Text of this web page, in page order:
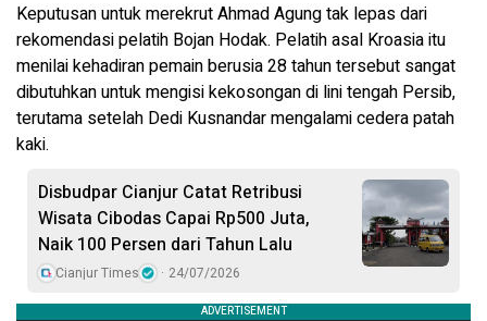
Keputusan untuk merekrut Ahmad Agung tak lepas dari
rekomendasi pelatih Bojan Hodak. Pelatih asal Kroasia itu
menilai kehadiran pemain berusia 28 tahun tersebut sangat
dibutuhkan untuk mengisi kekosongan di lini tengah Persib,
terutama setelah Dedi Kusnandar mengalami cedera patah
kaki.
Disbudpar Cianjur Catat Retribusi
Wisata Cibodas Capai Rp500 Juta,
Naik 100 Persen dari Tahun Lalu
Cianjur Times 24/07/2026